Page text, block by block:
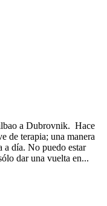
a Dubrovnik. Hace
de terapia; una manera
a día. No puedo estar
dar una vuelta en...